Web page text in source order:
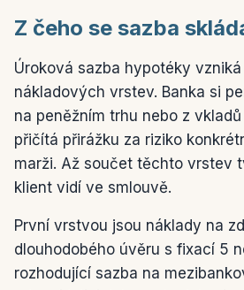
Z čeho se sazba
Úroková sazba hypotéky
nákladových vrstev. Banka si
na peněžním trhu nebo z
přičítá přirážku za riziko
marži. Až součet těchto vrstev
klient vidí ve smlouvě.
První vrstvou jsou náklady na
dlouhodobého úvěru s fixací 5
rozhodující sazba na